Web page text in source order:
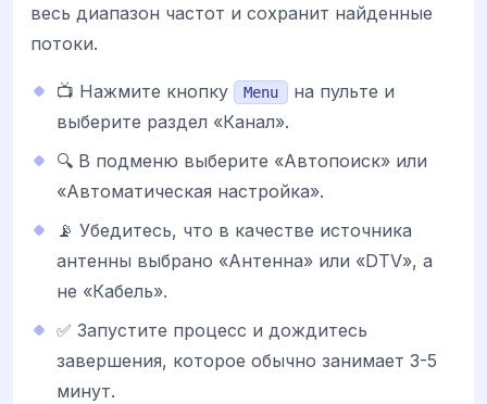
весь диапазон частот и сохранит найденные
потоки.
📺 Нажмите кнопку Menu
на пульте и
выберите раздел «Канал».
🔍 В подменю выберите «Автопоиск» или
«Автоматическая настройка».
📡 Убедитесь, что в качестве источника
антенны выбрано «Антенна» или «DTV», а
не «Кабель».
✅ Запустите процесс и дождитесь
завершения, которое обычно занимает 3-5
минут.